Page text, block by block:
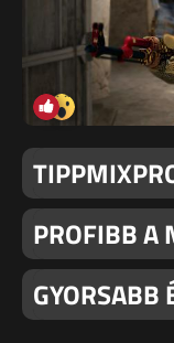
PROFIBB A
GYORSABB